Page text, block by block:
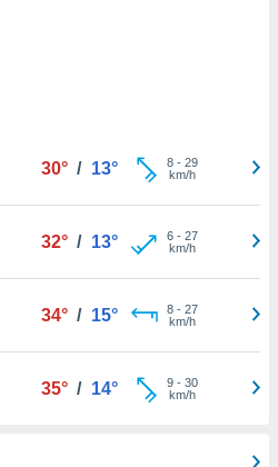
30° / 13° 8- 29
km/h
32° / 13° 6- 27
km/h
34° / 15° 8- 27
km/h
35° / 14° 9- 30
km/h